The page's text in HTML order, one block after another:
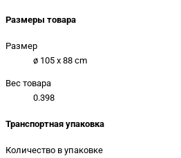
Размеры товара
Размер
ø 105 x 88 cm
Вес товара
0.398
Транспортная упаковка
Количество в упаковке